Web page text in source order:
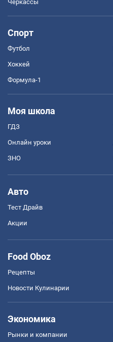
Черкассы
Спорт
Футбол
Хоккей
Формула-1
Моя школа
ГДЗ
Онлайн уроки
ЗНО
Авто
Тест Драйв
Акции
Food Oboz
Рецепты
Новости Кулинарии
Экономика
Рынки и компании